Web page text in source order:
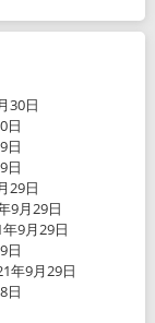
30日
日
日
日
29日
9月29日
9月29日
日
年9月29日
日